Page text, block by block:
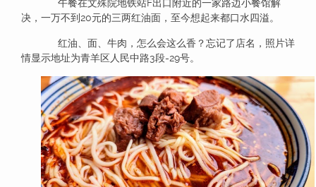
午餐在文殊院地铁站F出口附近的一家路边小餐馆解
决，一万不到20元的三两红油面，至今想起来都口水四溢。
红油、面、牛肉，怎么会这么香？忘记了店名，照片详
情显示地址为青羊区人民中路3段-29号。